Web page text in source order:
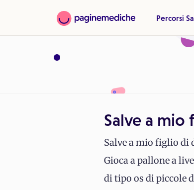
Percorsi
Salve a
Salve a mio figlio di
Gioca a pallone a
di tipo os di piccole